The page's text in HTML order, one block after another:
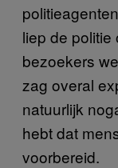
liep de
bezoekers
zag overal
natuurlijk
hebt dat
voorbereid.